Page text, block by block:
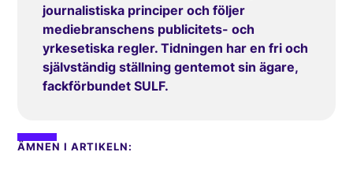
journalistiska principer och följer
mediebranschens publicitets- och
yrkesetiska regler. Tidningen har en fri och
självständig ställning gentemot sin ägare,
fackförbundet SULF.
ÄMNEN I ARTIKELN: